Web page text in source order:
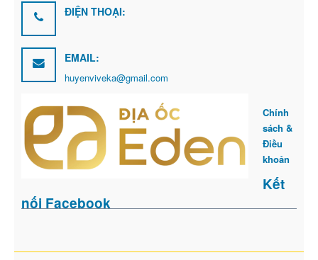
ĐIỆN THOẠI:
EMAIL:
huyenviveka@gmail.com
Chính
sách &
Điều
khoản
Kết
nối Facebook